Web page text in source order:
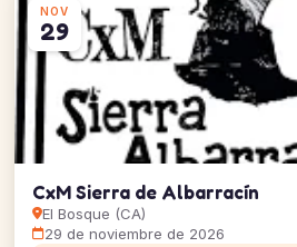
NOV
29
CxM Sierra de Albarracín
El Bosque (CA)
29 de noviembre de 2026